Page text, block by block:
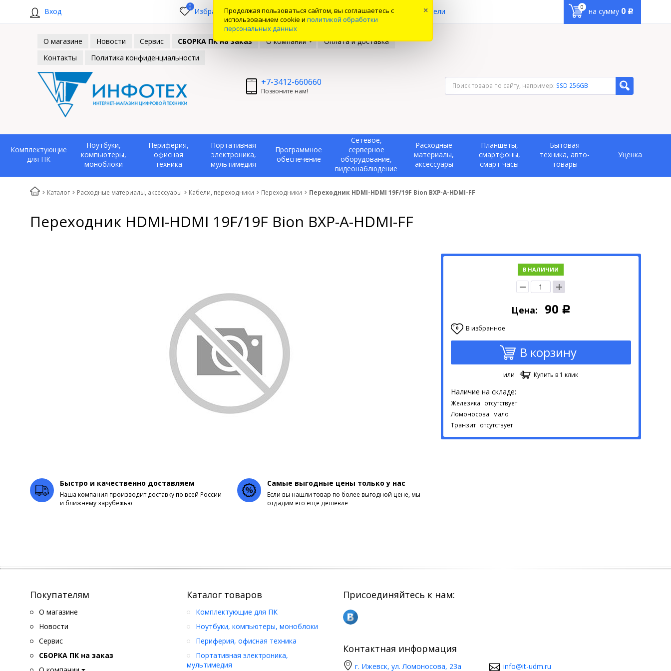
Продолжая пользоваться сайтом, вы соглашаетесь с
использованием cookie и политикой обработки
персональных данных
×
Вход 0 Избранные товары Вы смотрели 0 на сумму 0 Р
О магазине Новости Сервис СБОРКА ПК на заказ О компании
Оплата и доставка
Контакты
Политика конфиденциальности
+7-3412-660660
Позвоните нам!
Поиск товара по сайту, например: SSD 256GB
Комплектующие
для ПК
Ноутбуки,
компьютеры,
моноблоки
Периферия,
офисная
техника
Портативная
электроника,
мультимедия
Программное
обеспечение
Сетевое,
серверное
оборудование,
видеонаблюдение
Расходные
материалы,
аксессуары
Планшеты,
смартфоны,
смарт часы
Бытовая
техника, авто-
товары
Уценка
Каталог Расходные материалы, аксессуары Кабели, переходники Переходники Переходник HDMI-HDMI 19F/19F Bion BXP-A-HDMI-FF
Переходник HDMI-HDMI 19F/19F Bion BXP-A-HDMI-FF
В НАЛИЧИИ
Цена: 90 Р
0 В избранное
В корзину
или Купить в 1 клик
Наличие на складе:
Железяка отсутствует
Ломоносова мало
Транзит отсутствует
Быстро и качественно доставляем
Наша компания производит доставку по всей России
и ближнему зарубежью
Самые выгодные цены только у нас
Если вы нашли товар по более выгодной цене, мы
отдадим его еще дешевле
Покупателям
О магазине
Новости
Сервис
СБОРКА ПК на заказ
Каталог товаров
Комплектующие для ПК
Ноутбуки, компьютеры, моноблоки
Периферия, офисная техника
Портативная электроника,
мультимедия
Присоединяйтесь к нам:
Контактная информация
г. Ижевск, ул. Ломоносова, 23а info@it-udm.ru